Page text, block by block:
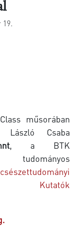
19.
műsorában
Csaba
, a BTK
tudományos
Kutatók